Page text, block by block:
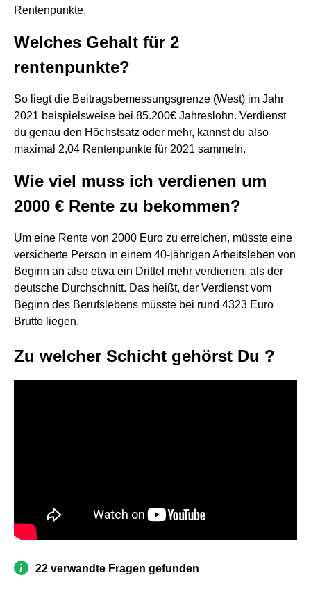
Rentenpunkte.
Welches Gehalt für 2
rentenpunkte?
So liegt die Beitragsbemessungsgrenze (West) im Jahr
2021 beispielsweise bei 85.200€ Jahreslohn. Verdienst
du genau den Höchstsatz oder mehr, kannst du also
maximal 2,04 Rentenpunkte für 2021 sammeln.
Wie viel muss ich verdienen um
2000 € Rente zu bekommen?
Um eine Rente von 2000 Euro zu erreichen, müsste eine
versicherte Person in einem 40-jährigen Arbeitsleben von
Beginn an also etwa ein Drittel mehr verdienen, als der
deutsche Durchschnitt. Das heißt, der Verdienst vom
Beginn des Berufslebens müsste bei rund 4323 Euro
Brutto liegen.
Zu welcher Schicht gehörst Du ?
22 verwandte Fragen gefunden